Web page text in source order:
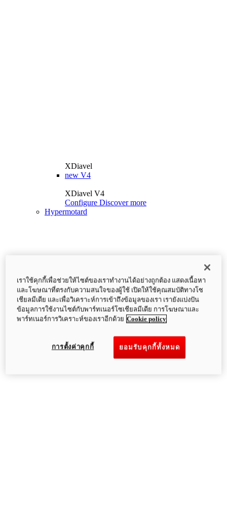
XDiavel
new V4
XDiavel V4
Configure Discover more
Hypermotard
เราใช้คุกกี้เพื่อช่วยให้ไซต์ของเราทำงานได้อย่างถูกต้อง แสดงเนื้อหา
และโฆษณาที่ตรงกับความสนใจของผู้ใช้ เปิดให้ใช้คุณสมบัติทางโซ
เชียลมีเดีย และเพื่อวิเคราะห์การเข้าถึงข้อมูลของเรา เรายังแบ่งปัน
ข้อมูลการใช้งานไซต์กับพาร์ทเนอร์โซเชียลมีเดีย การโฆษณาและ
พาร์ทเนอร์การวิเคราะห์ของเราอีกด้วย Cookie policy
ยอมรับคุกกี้ทั้งหมด
การตั้งค่าคุกกี้